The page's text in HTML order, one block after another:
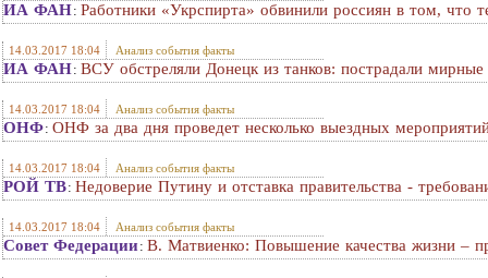
ИА ФАН: Работники «Укрспирта» обвинили россиян в том, что
14.03.2017 18:04 Анализ события факты
ИА ФАН: ВСУ обстреляли Донецк из танков: пострадали мирные
14.03.2017 18:04 Анализ события факты
ОНФ: ОНФ за два дня проведет несколько выездных
14.03.2017 18:04 Анализ события факты
РОЙ ТВ: Недоверие Путину и отставка правительства -
14.03.2017 18:04 Анализ события факты
Совет Федерации: В. Матвиенко: Повышение качества жизни –